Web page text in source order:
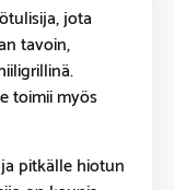
jota
tavoin,
toimii myös
pitkälle hiotun